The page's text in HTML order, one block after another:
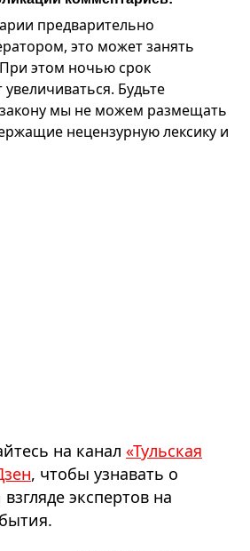
предварительно
это может занять
этом ночью срок
Будьте
мы не можем размещать
нецензурную лексику и
на канал «Тульская
, чтобы узнавать о
экспертов на